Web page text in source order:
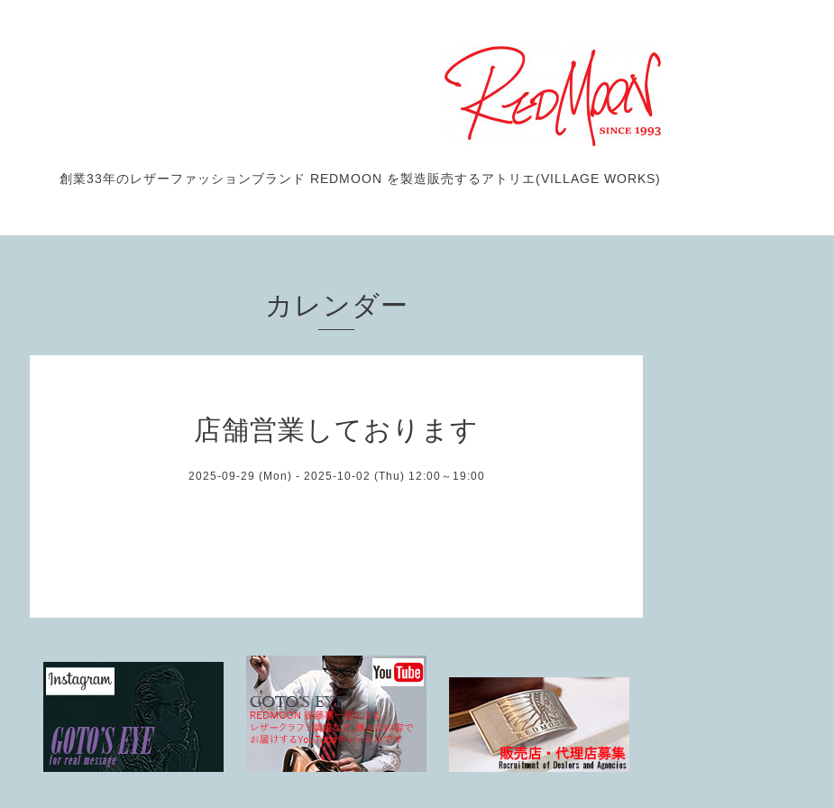
創業33年のレザーファッションブランド REDMOON を製造販売するアトリエ(VILLAGE WORKS)
カレンダー
店舗営業しております
2025-09-29 (Mon) - 2025-10-02 (Thu) 12:00～19:00